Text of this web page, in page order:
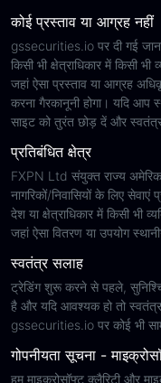
कोई प्रस्ताव या आग्रह नहीं
gssecurities.io पर दी गई
किसी भी क्षेत्राधिकार में किसी
जहां ऐसा प्रस्ताव या आग्रह
करना गैरकानूनी होगा। यदि आप
साइट को तुरंत छोड़ दें और
प्रतिबंधित क्षेत्र
FXPN Ltd संयुक्त राज्य
नागरिकों/निवासियों के लिए
देश या क्षेत्राधिकार में किसी भी
जहां ऐसा वितरण या उपयोग
स्वतंत्र सलाह
ट्रेडिंग शुरू करने से पहले,
है और यदि आवश्यक हो तो
gssecurities.io पर कोई भी
गोपनीयता सूचना -
हम माइक्रोसॉफ्ट क्लैरिटी और